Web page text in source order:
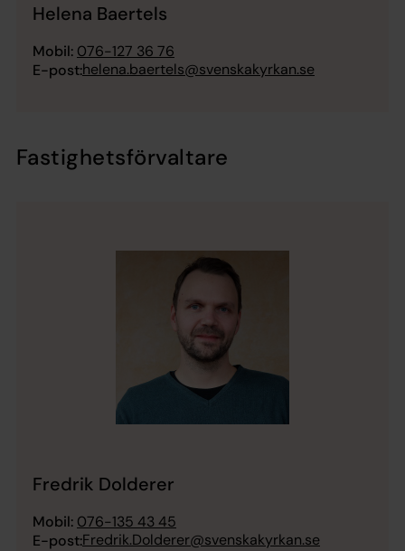
Helena Baertels
Mobil: 076-127 36 76
E-post:helena.baertels@svenskakyrkan.se
Fastighetsförvaltare
Fredrik Dolderer
Mobil: 076-135 43 45
E-post:Fredrik.Dolderer@svenskakyrkan.se